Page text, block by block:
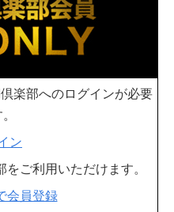
楽部へのログインが必要
ン
ご利用いただけます。
会員登録